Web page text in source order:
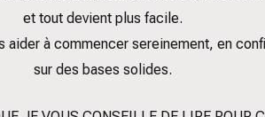
et tout devient plus facile.
aider à commencer sereinement, en
sur des bases solides.